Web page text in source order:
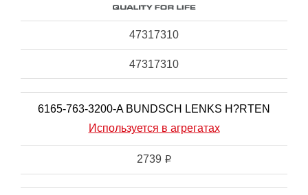
47317310
47317310
6165-763-3200-A BUNDSCH LENKS H?RTEN
Используется в агрегатах
2739 i